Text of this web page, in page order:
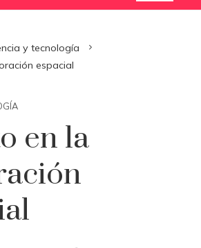
y tecnología
espacial
en la